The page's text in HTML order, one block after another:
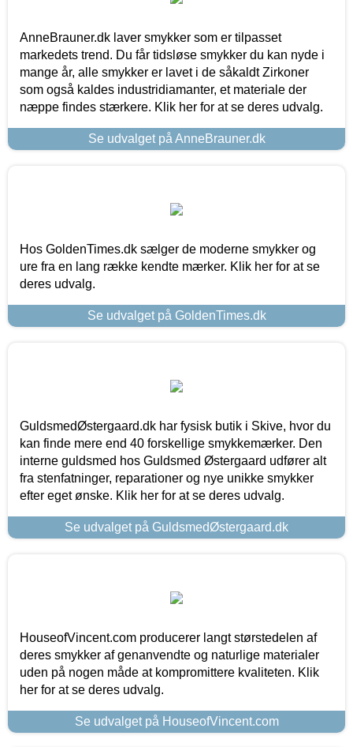
AnneBrauner.dk laver smykker som er tilpasset
markedets trend. Du får tidsløse smykker du kan nyde i
mange år, alle smykker er lavet i de såkaldt Zirkoner
som også kaldes industridiamanter, et materiale der
næppe findes stærkere. Klik her for at se deres udvalg.
Se udvalget på AnneBrauner.dk
Hos GoldenTimes.dk sælger de moderne smykker og
ure fra en lang række kendte mærker. Klik her for at se
deres udvalg.
Se udvalget på GoldenTimes.dk
GuldsmedØstergaard.dk har fysisk butik i Skive, hvor du
kan finde mere end 40 forskellige smykkemærker. Den
interne guldsmed hos Guldsmed Østergaard udfører alt
fra stenfatninger, reparationer og nye unikke smykker
efter eget ønske. Klik her for at se deres udvalg.
Se udvalget på GuldsmedØstergaard.dk
HouseofVincent.com producerer langt størstedelen af
deres smykker af genanvendte og naturlige materialer
uden på nogen måde at kompromittere kvaliteten. Klik
her for at se deres udvalg.
Se udvalget på HouseofVincent.com